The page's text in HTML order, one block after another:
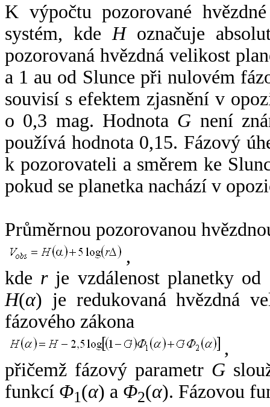
K výpočtu pozorované
systém, kde Hoznačuje
pozorovaná hvězdná velikost
a 1 au od Slunce při nulovém
souvisí s efektem zjasnění v
o 0,3 mag. Hodnota G není
používá hodnota 0,15. Fázový
k pozorovateli a směrem ke
pokud se planetka nachází v
Průměrnou pozorovanou
,
kde rje vzdálenost planetky od
H(α) je redukovaná hvězdná
fázového zákona
,
přičemž fázový parametr G
funkcí Φ1(α) a Φ2(α). Fázovou